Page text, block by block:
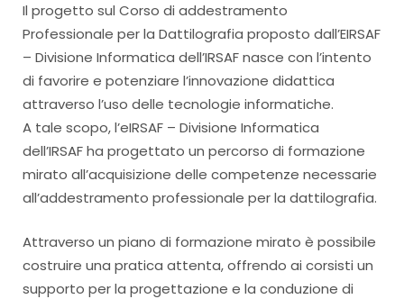
Il progetto sul Corso di addestramento
Professionale per la Dattilografia proposto dall’EIRSAF
– Divisione Informatica dell’IRSAF nasce con l’intento
di favorire e potenziare l’innovazione didattica
attraverso l’uso delle tecnologie informatiche.
A tale scopo, l’eIRSAF – Divisione Informatica
dell’IRSAF ha progettato un percorso di formazione
mirato all’acquisizione delle competenze necessarie
all’addestramento professionale per la dattilografia.
Attraverso un piano di formazione mirato è possibile
costruire una pratica attenta, offrendo ai corsisti un
supporto per la progettazione e la conduzione di